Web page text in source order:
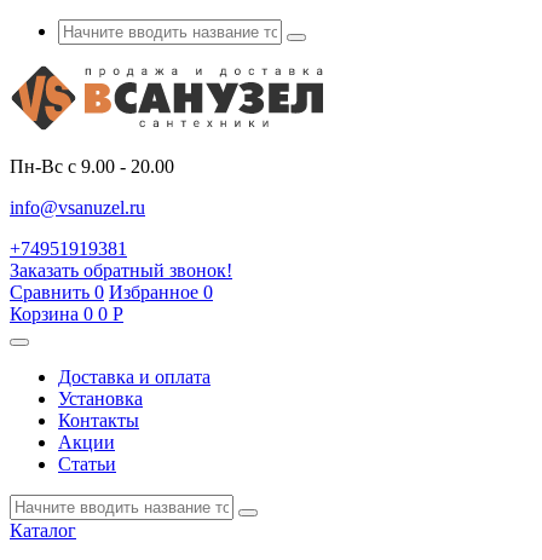
Пн-Вс с 9.00 - 20.00
info@vsanuzel.ru
+74951919381
Заказать обратный звонок!
Сравнить 0 Избранное 0
Корзина 0 0 Р
Доставка и оплата
Установка
Контакты
Акции
Статьи
Каталог